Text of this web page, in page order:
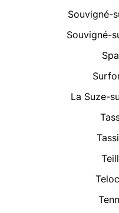
Souvigné-
Souvigné-
La Suze-